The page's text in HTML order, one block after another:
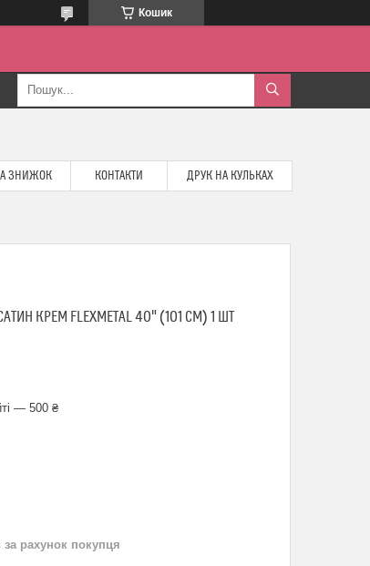
Кошик
ЗНИЖОК КОНТАКТИ ДРУК НА КУЛЬКАХ
КРЕМ FLEXMETAL 40" (101 СМ) 1 ШТ
— 500 ₴
за рахунок покупця